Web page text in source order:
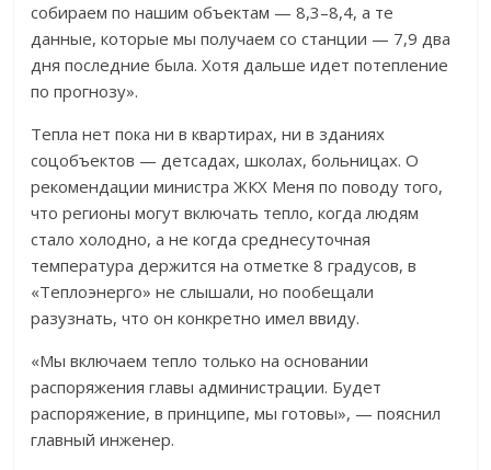
собираем по нашим объектам — 8,3–8,4, а те
данные, которые мы получаем со станции — 7,9 два
дня последние была. Хотя дальше идет потепление
по прогнозу».
Тепла нет пока ни в квартирах, ни в зданиях
соцобъектов — детсадах, школах, больницах. О
рекомендации министра ЖКХ Меня по поводу того,
что регионы могут включать тепло, когда людям
стало холодно, а не когда среднесуточная
температура держится на отметке 8 градусов, в
«Теплоэнерго» не слышали, но пообещали
разузнать, что он конкретно имел ввиду.
«Мы включаем тепло только на основании
распоряжения главы администрации. Будет
распоряжение, в принципе, мы готовы», — пояснил
главный инженер.